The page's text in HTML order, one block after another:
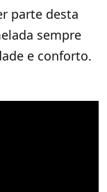
parte desta
sempre
e conforto.